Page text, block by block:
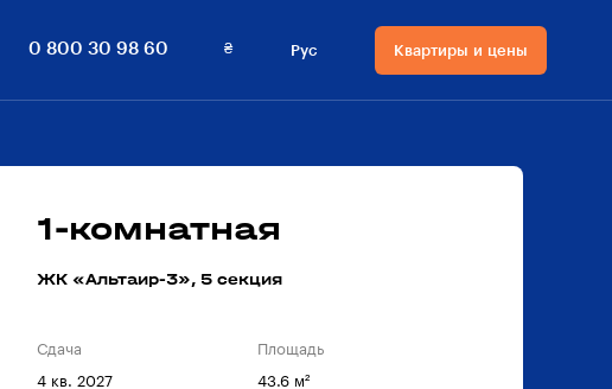
0 800 30 98 60 ₴
Валюта на сайте
Рус
Язык сайта
Квартиры и цены
1-комнатная
ЖК «Альтаир-3», 5 секция
Сдача
4 кв. 2027
Площадь
43.6 м²